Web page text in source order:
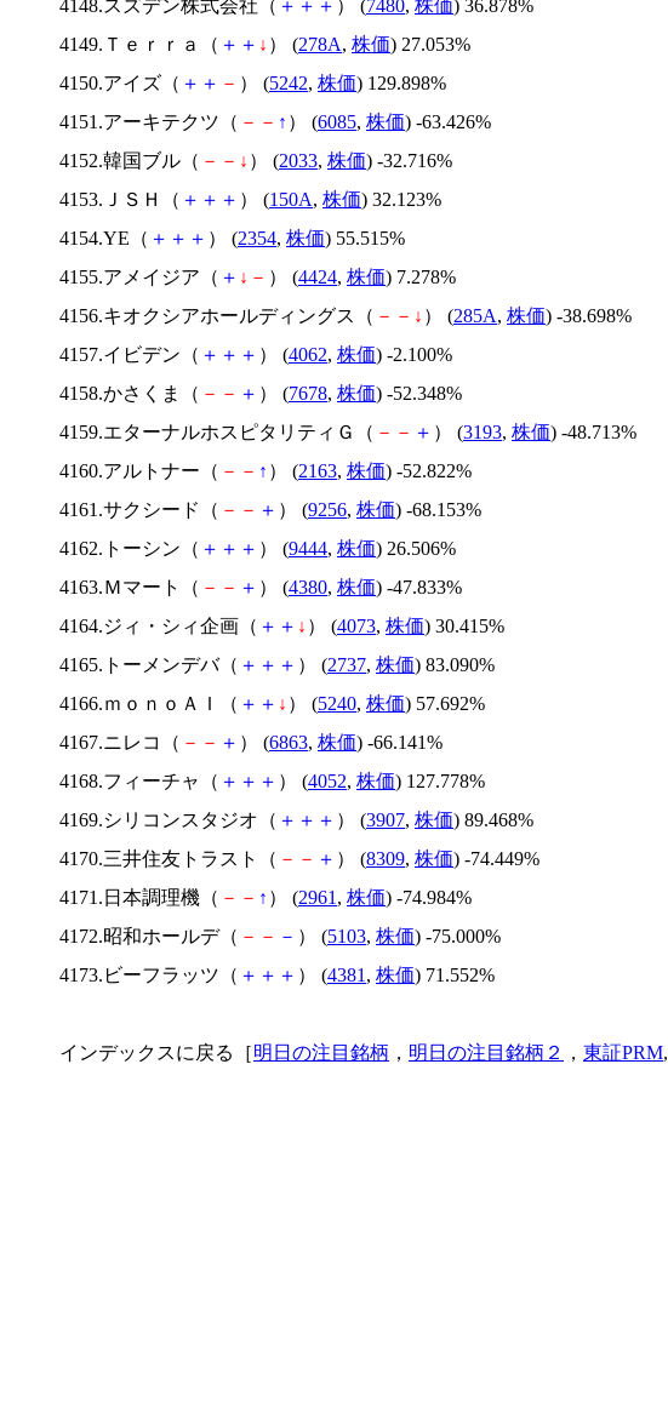
4148.スズデン株式会社（ ＋ ＋ ＋ ） (7480, 株価) 36.878%
4149.Ｔｅｒｒａ（ ＋ ＋ ↓ ） (278A, 株価) 27.053%
4150.アイズ（ ＋ ＋ － ） (5242, 株価) 129.898%
4151.アーキテクツ（ － － ↑ ） (6085, 株価) -63.426%
4152.韓国ブル（ － － ↓ ） (2033, 株価) -32.716%
4153.ＪＳＨ（ ＋ ＋ ＋ ） (150A, 株価) 32.123%
4154.YE（ ＋ ＋ ＋ ） (2354, 株価) 55.515%
4155.アメイジア（ ＋ ↓ － ） (4424, 株価) 7.278%
4156.キオクシアホールディングス（ － － ↓ ） (285A, 株価) -38.698%
4157.イビデン（ ＋ ＋ ＋ ） (4062, 株価) -2.100%
4158.かさくま（ － － ＋ ） (7678, 株価) -52.348%
4159.エターナルホスピタリティＧ（ － － ＋ ） (3193, 株価) -48.713%
4160.アルトナー（ － － ↑ ） (2163, 株価) -52.822%
4161.サクシード（ － － ＋ ） (9256, 株価) -68.153%
4162.トーシン（ ＋ ＋ ＋ ） (9444, 株価) 26.506%
4163.Ｍマート（ － － ＋ ） (4380, 株価) -47.833%
4164.ジィ・シィ企画（ ＋ ＋ ↓ ） (4073, 株価) 30.415%
4165.トーメンデバ（ ＋ ＋ ＋ ） (2737, 株価) 83.090%
4166.ｍｏｎｏＡＩ（ ＋ ＋ ↓ ） (5240, 株価) 57.692%
4167.ニレコ（ － － ＋ ） (6863, 株価) -66.141%
4168.フィーチャ（ ＋ ＋ ＋ ） (4052, 株価) 127.778%
4169.シリコンスタジオ（ ＋ ＋ ＋ ） (3907, 株価) 89.468%
4170.三井住友トラスト（ － － ＋ ） (8309, 株価) -74.449%
4171.日本調理機（ － － ↑ ） (2961 , 株価) -74.984%
4172.昭和ホールデ（ － － － ） (5103, 株価) -75.000%
4173.ビーフラッツ（ ＋ ＋ ＋ ） (4381 , 株価) 71.552%
インデックスに戻る［明日の注目銘柄 ， 明日の注目銘柄２ ， 東証PRM,